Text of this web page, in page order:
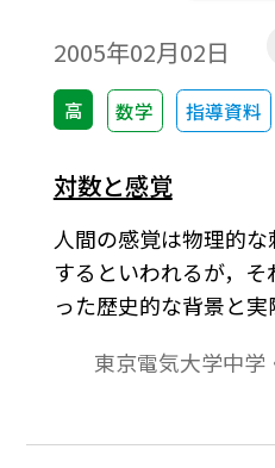
2005年02月02日
高 数学 指導資料
対数と感覚
人間の感覚は物理的
するといわれるが，
った歴史的な背景と
東京電気大学中